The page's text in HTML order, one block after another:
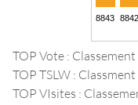
TOP Vote : Classement
TOP TSLW :
TOP VIsites :